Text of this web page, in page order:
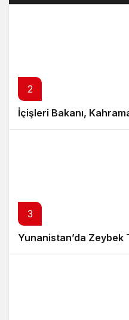
2
İçişleri Bakanı,
3
Yunanistan’da Zeybek